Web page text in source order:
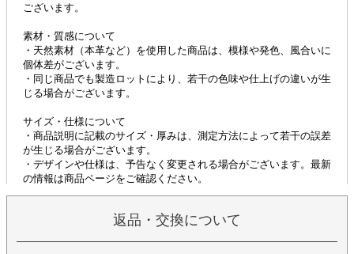
返品・交換について